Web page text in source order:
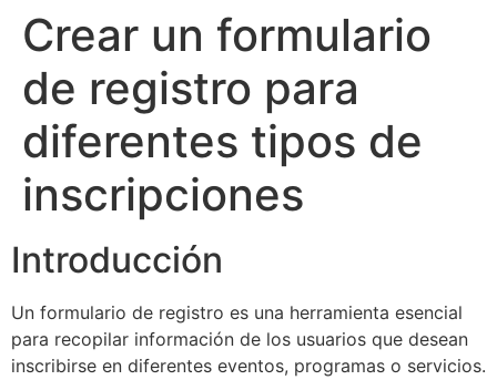
Crear un formulario
de registro para
diferentes tipos de
inscripciones
Introducción
Un formulario de registro es una herramienta esencial
para recopilar información de los usuarios que desean
inscribirse en diferentes eventos, programas o servicios.